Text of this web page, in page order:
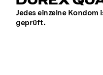
Jedes einzelne
geprüft.